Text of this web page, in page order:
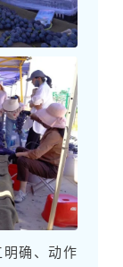
确、动作